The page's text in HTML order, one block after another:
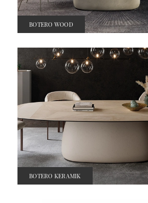
BOTERO WOOD
BOTERO KERAMIK